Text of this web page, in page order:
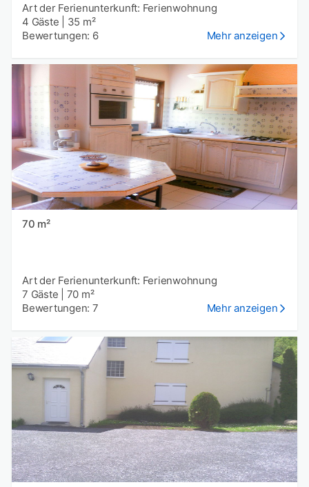
Art der Ferienunterkunft: Ferienwohnung
4 Gäste
35 m²
Bewertungen: 6
Mehr anzeigen
70 m²
Art der Ferienunterkunft: Ferienwohnung
7 Gäste
70 m²
Bewertungen: 7
Mehr anzeigen